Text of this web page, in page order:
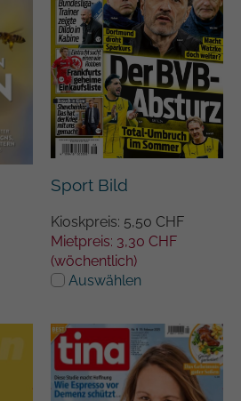
Sport Bild
Kioskpreis: 5,50 CHF
Mietpreis: 3,30 CHF
(wöchentlich)
Auswählen